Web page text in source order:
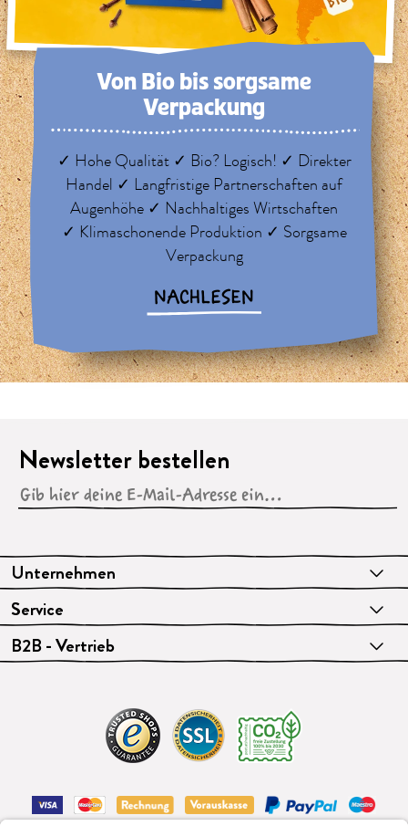
Von Bio bis sorg­same
Verpackung
✓ Hohe Qualität ✓ Bio? Logisch! ✓ Direkter
Handel ✓ Langfristige Partnerschaften auf
Augenhöhe ✓ Nachhaltiges Wirtschaften
✓ Klimaschonende Produktion ✓ Sorgsame
Verpackung
NACHLESEN
Unternehmen
Service
B2B - Vertrieb
Newsletter bestellen